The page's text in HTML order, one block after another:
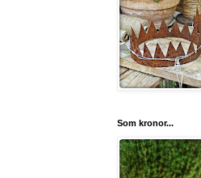
Som kronor...